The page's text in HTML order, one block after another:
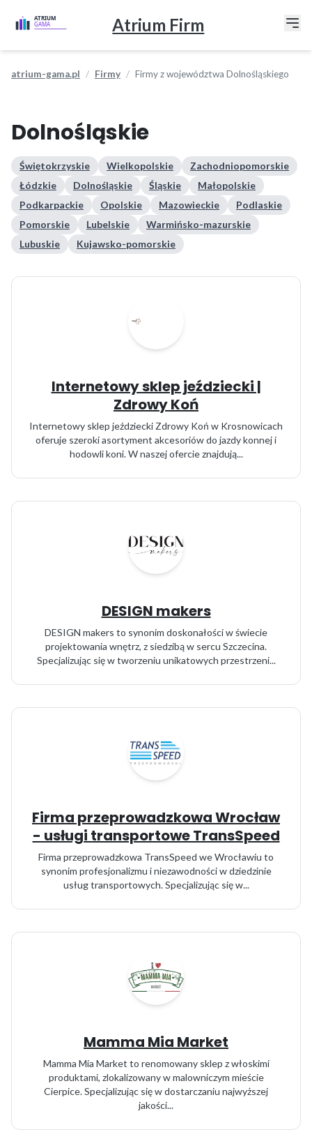
Atrium Firm
atrium-gama.pl Firmy Firmy z województwa Dolnośląskiego
Dolnośląskie
Świętokrzyskie Wielkopolskie
Zachodniopomorskie
Łódzkie
Dolnośląskie Śląskie
Małopolskie
Podkarpackie
Opolskie Mazowieckie
Podlaskie
Pomorskie
Lubelskie
Warmińsko-mazurskie
Lubuskie
Kujawsko-pomorskie
Internetowy sklep jeździecki |
Zdrowy Koń
Internetowy sklep jeździecki Zdrowy Koń w Krosnowicach
oferuje szeroki asortyment akcesoriów do jazdy konnej i
hodowli koni. W naszej ofercie znajdują...
DESIGN makers
DESIGN makers to synonim doskonałości w świecie
projektowania wnętrz, z siedzibą w sercu Szczecina.
Specjalizując się w tworzeniu unikatowych przestrzeni...
Firma przeprowadzkowa Wrocław
- usługi transportowe TransSpeed
Firma przeprowadzkowa TransSpeed we Wrocławiu to
synonim profesjonalizmu i niezawodności w dziedzinie
usług transportowych. Specjalizując się w...
Mamma Mia Market
Mamma Mia Market to renomowany sklep z włoskimi
produktami, zlokalizowany w malowniczym mieście
Cierpice. Specjalizując się w dostarczaniu najwyższej
jakości...